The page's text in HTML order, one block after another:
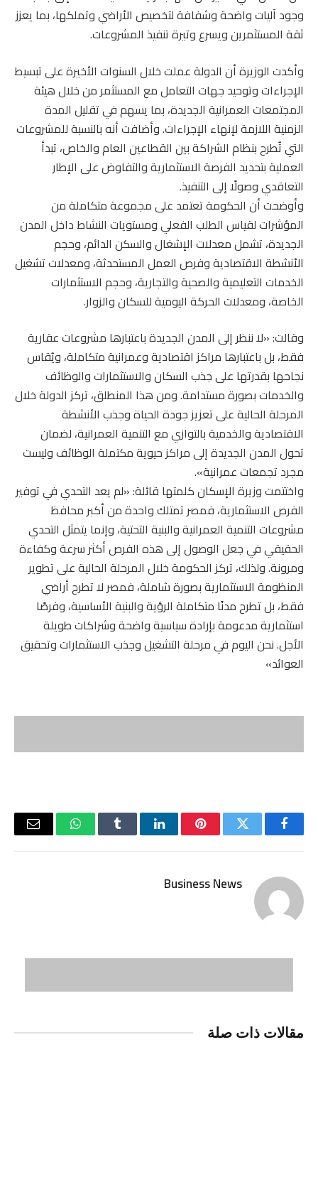
وجود آليات واضحة وشفافة لتخصيص الأراضي وتملكها، بما يعزز
ثقة المستثمرين ويسرع وتيرة تنفيذ المشروعات.
وأكدت الوزيرة أن الدولة عملت خلال السنوات الأخيرة على تبسيط
الإجراءات وتوحيد جهات التعامل مع المستثمر من خلال هيئة
المجتمعات العمرانية الجديدة، بما يسهم في تقليل المدة
الزمنية اللازمة لإنهاء الإجراءات. وأضافت أنه بالنسبة للمشروعات
التي تُطرح بنظام الشراكة بين القطاعين العام والخاص، تبدأ
العملية بتحديد الفرصة الاستثمارية والتفاوض على الإطار
التعاقدي وصولًا إلى التنفيذ.
وأوضحت أن الحكومة تعتمد على مجموعة متكاملة من
المؤشرات لقياس الطلب الفعلي ومستويات النشاط داخل المدن
الجديدة، تشمل معدلات الإشغال والسكن الدائم، وحجم
الأنشطة الاقتصادية وفرص العمل المستحدثة، ومعدلات تشغيل
الخدمات التعليمية والصحية والتجارية، وحجم الاستثمارات
الخاصة، ومعدلات الحركة اليومية للسكان والزوار.
وقالت: «لا ننظر إلى المدن الجديدة باعتبارها مشروعات عقارية
فقط، بل باعتبارها مراكز اقتصادية وعمرانية متكاملة، ويُقاس
نجاحها بقدرتها على جذب السكان والاستثمارات والوظائف
والخدمات بصورة مستدامة. ومن هذا المنطلق، تركز الدولة خلال
المرحلة الحالية على تعزيز جودة الحياة وجذب الأنشطة
الاقتصادية والخدمية بالتوازي مع التنمية العمرانية، لضمان
تحول المدن الجديدة إلى مراكز حيوية مكتملة الوظائف وليست
مجرد تجمعات عمرانية».
واختتمت وزيرة الإسكان كلمتها قائلة: «لم يعد التحدي في توفير
الفرص الاستثمارية، فمصر تمتلك واحدة من أكبر محافظ
مشروعات التنمية العمرانية والبنية التحتية، وإنما يتمثل التحدي
الحقيقي في جعل الوصول إلى هذه الفرص أكثر سرعة وكفاءة
ومرونة. ولذلك، تركز الحكومة خلال المرحلة الحالية على تطوير
المنظومة الاستثمارية بصورة شاملة، فمصر لا تطرح أراضي
فقط، بل تطرح مدنًا متكاملة الرؤية والبنية الأساسية، وفرصًا
استثمارية مدعومة بإرادة سياسية واضحة وشراكات طويلة
الأجل. نحن اليوم في مرحلة التشغيل وجذب الاستثمارات وتحقيق
العوائد»
فيسبوكتويتر بينتيريستلينكدإن Tumblr واتسابالبريد
Business News
مقالات ذات صلة